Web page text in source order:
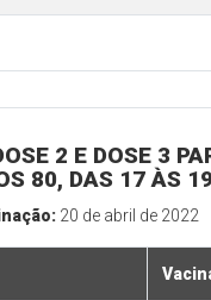
2 E DOSE 3
80, DAS 17 ÀS
20 de abril de 2022